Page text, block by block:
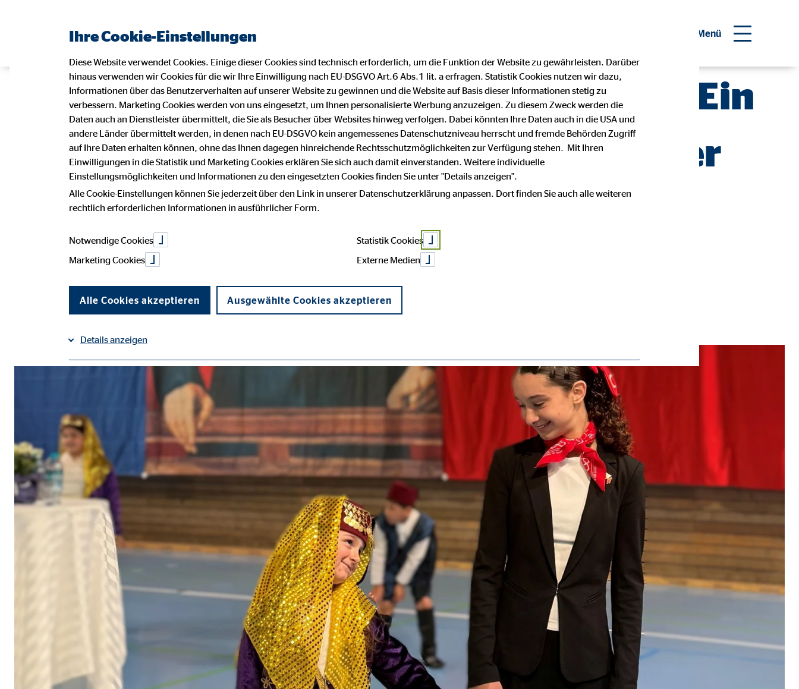
Menü
Internationales Kinderfest in Lübeck: Ein
Tag voller Freude, Vielfalt und gelebter
Freundschaft
07. Mai 2026|OVB-Hilfswerk
auf Facebook teilen
Ihre Cookie-Einstellungen
Diese Website verwendet Cookies. Einige dieser Cookies sind technisch erforderlich, um die Funktion der Website zu gewährleisten. Darüber
hinaus verwenden wir Cookies für die wir Ihre Einwilligung nach EU-DSGVO Art.6 Abs.1 lit. a erfragen. Statistik Cookies nutzen wir dazu,
Informationen über das Benutzerverhalten auf unserer Website zu gewinnen und die Website auf Basis dieser Informationen stetig zu
verbessern. Marketing Cookies werden von uns eingesetzt, um Ihnen personalisierte Werbung anzuzeigen. Zu diesem Zweck werden die
Daten auch an Dienstleister übermittelt, die Sie als Besucher über Websites hinweg verfolgen. Dabei könnten Ihre Daten auch in die USA und
andere Länder übermittelt werden, in denen nach EU-DSGVO kein angemessenes Datenschutzniveau herrscht und fremde Behörden Zugriff
auf Ihre Daten erhalten können, ohne das Ihnen dagegen hinreichende Rechtsschutzmöglichkeiten zur Verfügung stehen. Mit Ihren
Einwilligungen in die Statistik und Marketing Cookies erklären Sie sich auch damit einverstanden. Weitere individuelle
Einstellungsmöglichkeiten und Informationen zu den eingesetzten Cookies finden Sie unter "Details anzeigen".
Alle Cookie-Einstellungen können Sie jederzeit über den Link in unserer Datenschutzerklärung anpassen. Dort finden Sie auch alle weiteren
rechtlich erforderlichen Informationen in ausführlicher Form.
Notwendige Cookies
Statistik Cookies
Marketing Cookies
Externe Medien
Alle Cookies akzeptieren Ausgewählte Cookies akzeptieren
Details anzeigen
Notwendige Cookies
Notwendige Cookies ermöglichen grundlegende Funktionen und sind für die einwandfreie Funktion der Website erforderlich. Die Deaktivierung kann die
Funktion der Webseite einschränken.
Benutzereinstellungen | Empfänger: OVB
Name:
Anbieter: TYPO3 Association
Zweck: Speicherung von Benutzereinstellungen
Cookie Laufzeit: Browser-Sitzung
Einverständnis Cookie | Empfänger: OVB
Name: cookie_consent_v2
mindshape
Zweck: Speichern Ihrer Einwilligungen
Cookie Laufzeit: 1 Jahr